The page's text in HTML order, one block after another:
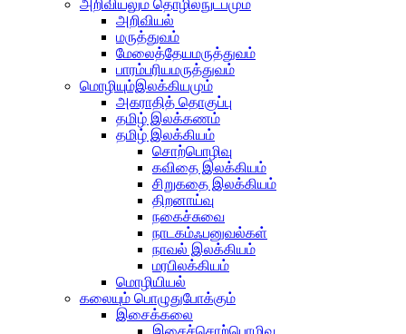
அறிவியலும் தொழில்நுட்பமும்
அறிவியல்
மருத்துவம்
மேலைத்தேயமருத்துவம்
பாரம்பரியமருத்துவம்
மொழியும்இலக்கியமும்
அகராதித் தொகுப்பு
தமிழ் இலக்கணம்
தமிழ் இலக்கியம்
சொற்பொழிவு
கவிதை இலக்கியம்
சிறுகதை இலக்கியம்
திறனாய்வு
நகைச்சுவை
நாடகம்ஃபனுவல்கள்
நாவல் இலக்கியம்
மரபிலக்கியம்
மொழியியல்
கலையும் பொழுதுபோக்கும்
இசைக்கலை
இசைச்சொற்பொழிவு